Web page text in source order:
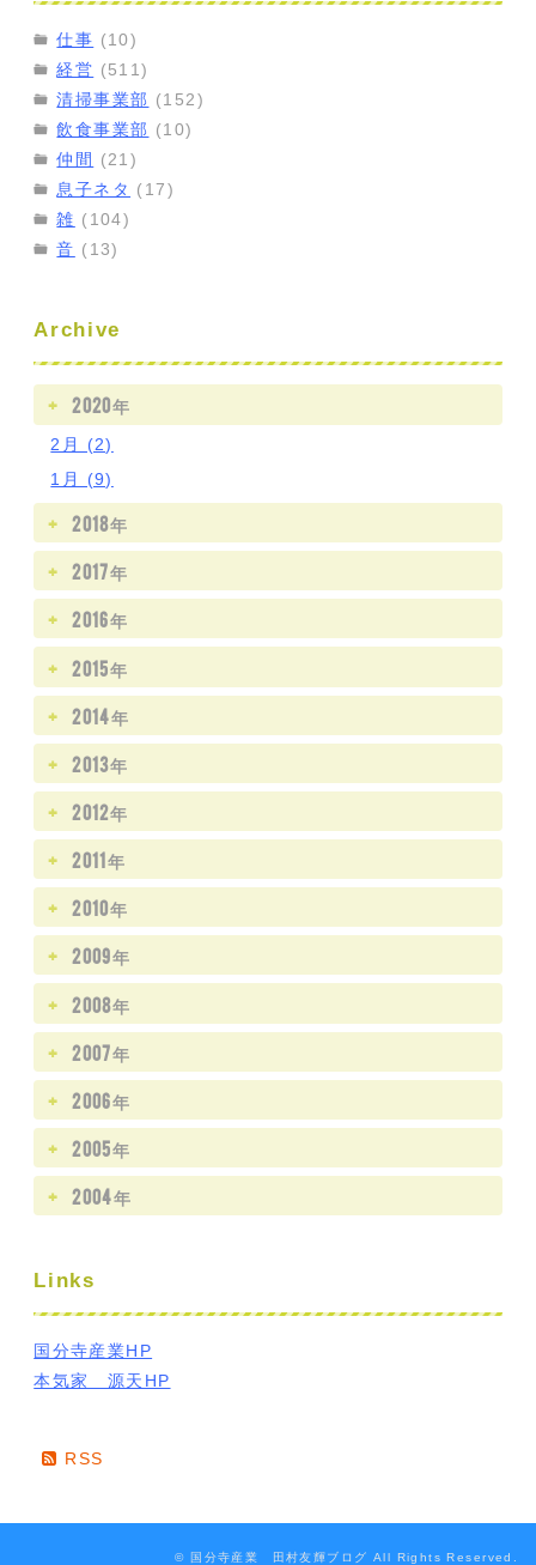
仕事 (10)
経営 (511)
清掃事業部 (152)
飲食事業部 (10)
仲間
(21)
息子ネタ (17)
雑 (104)
音 (13)
Archive
2020年
2月 (2)
1月 (9)
2018年
2017年
2016年
2015年
2014年
2013年
2012年
2011年
2010年
2009年
2008年
2007年
2006年
2005年
2004年
Links
国分寺産業HP
本気家 源天HP
RSS
© 国分寺産業 田村友輝ブログ All Rights Reserved.